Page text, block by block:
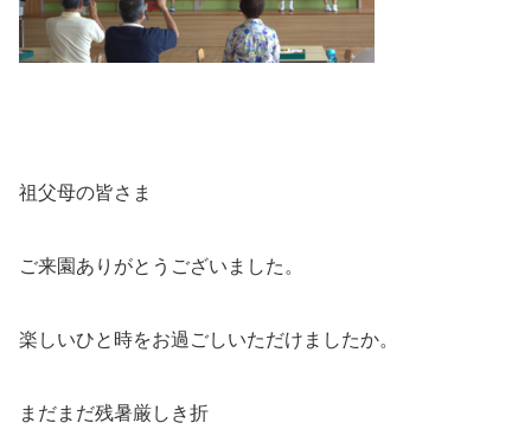
祖父母の皆さま
ご来園ありがとうございました。
楽しいひと時をお過ごしいただけましたか。
まだまだ残暑厳しき折